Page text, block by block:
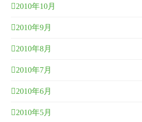
2010年10月
2010年9月
2010年8月
2010年7月
2010年6月
2010年5月